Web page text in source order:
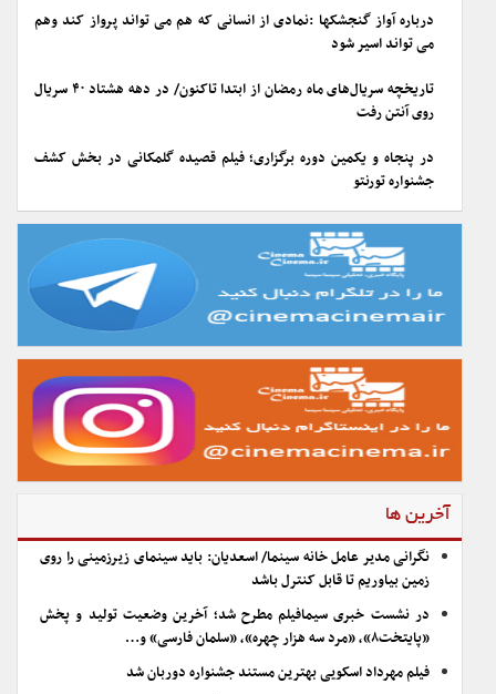
درباره آواز گنجشکها :نمادی از انسانی که هم می تواند پرواز کند وهم
می تواند اسیر شود
تاریخچه سریال‌های ماه رمضان از ابتدا تاکنون/ در دهه هشتاد ۴۰ سریال
روی آنتن رفت
در پنجاه و یکمین دوره برگزاری؛ فیلم قصیده گلمکانی در بخش کشف
جشنواره تورنتو
آخرین ها
نگرانی مدیر عامل خانه سینما/ اسعدیان: باید سینمای زیرزمینی را روی
زمین بیاوریم تا قابل کنترل باشد
در نشست خبری سیمافیلم مطرح شد؛ آخرین وضعیت تولید و پخش
«پایتخت۸»، «مرد سه هزار چهره»، «سلمان فارسی» و…
فیلم مهرداد اسکویی بهترین مستند جشنواره دوربان شد